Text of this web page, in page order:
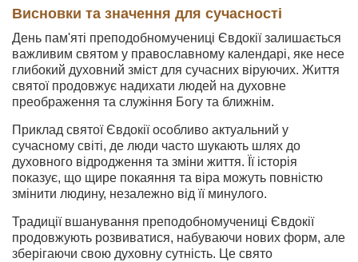
Висновки та значення для сучасності
День пам'яті преподобномучениці Євдокії залишається
важливим святом у православному календарі, яке несе
глибокий духовний зміст для сучасних віруючих. Життя
святої продовжує надихати людей на духовне
преображення та служіння Богу та ближнім.
Приклад святої Євдокії особливо актуальний у
сучасному світі, де люди часто шукають шлях до
духовного відродження та зміни життя. Її історія
показує, що щире покаяння та віра можуть повністю
змінити людину, незалежно від її минулого.
Традиції вшанування преподобномучениці Євдокії
продовжують розвиватися, набуваючи нових форм, але
зберігаючи свою духовну сутність. Це свято